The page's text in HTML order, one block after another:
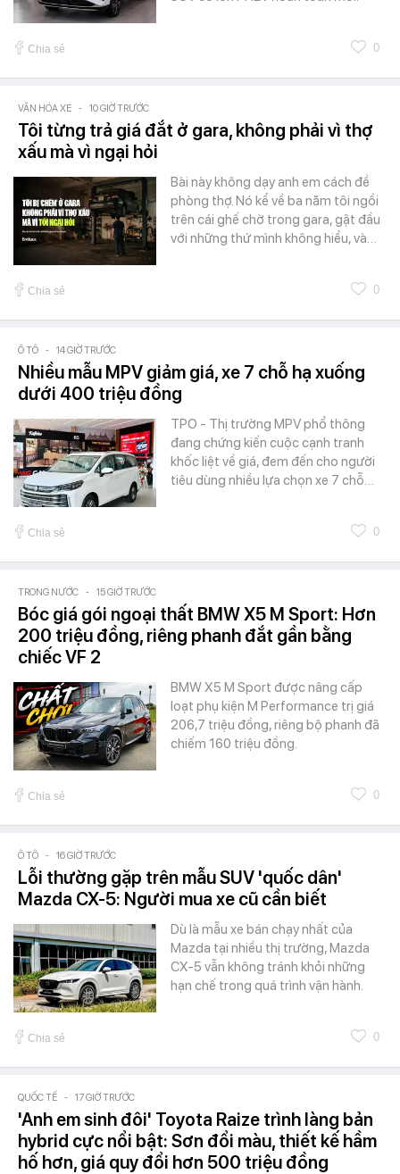
Chia sẻ 0
VĂN HÓA XE - 10 GIỜ TRƯỚC
Tôi từng trả giá đắt ở gara, không phải vì thợ
xấu mà vì ngại hỏi
Bài này không dạy anh em cách đề
phòng thợ. Nó kể về ba năm tôi ngồi
trên cái ghế chờ trong gara, gật đầu
với những thứ mình không hiểu, và…
Chia sẻ 0
Ô TÔ - 14 GIỜ TRƯỚC
Nhiều mẫu MPV giảm giá, xe 7 chỗ hạ xuống
dưới 400 triệu đồng
TPO - Thị trường MPV phổ thông
đang chứng kiến cuộc cạnh tranh
khốc liệt về giá, đem đến cho người
tiêu dùng nhiều lựa chọn xe 7 chỗ…
Chia sẻ 0
TRONG NƯỚC - 15 GIỜ TRƯỚC
Bóc giá gói ngoại thất BMW X5 M Sport: Hơn
200 triệu đồng, riêng phanh đắt gần bằng
chiếc VF 2
BMW X5 M Sport được nâng cấp
loạt phụ kiện M Performance trị giá
206,7 triệu đồng, riêng bộ phanh đã
chiếm 160 triệu đồng.
Chia sẻ 0
Ô TÔ - 16 GIỜ TRƯỚC
Lỗi thường gặp trên mẫu SUV 'quốc dân'
Mazda CX-5: Người mua xe cũ cần biết
Dù là mẫu xe bán chạy nhất của
Mazda tại nhiều thị trường, Mazda
CX-5 vẫn không tránh khỏi những
hạn chế trong quá trình vận hành.
Chia sẻ 0
QUỐC TẾ - 17 GIỜ TRƯỚC
'Anh em sinh đôi' Toyota Raize trình làng bản
hybrid cực nổi bật: Sơn đổi màu, thiết kế hầm
hố hơn, giá quy đổi hơn 500 triệu đồng